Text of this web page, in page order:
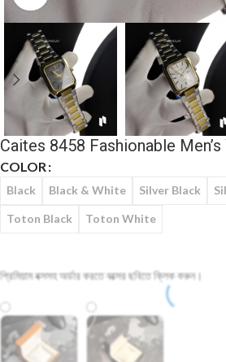
Caites 8458 Fashionable
COLOR
Black Black & White Silver Black
Toton Black Toton White
প্রিমিয়াম বক্সসহ অর্ডার করতে বক্সের ছবিতে ক্লিক করুন।